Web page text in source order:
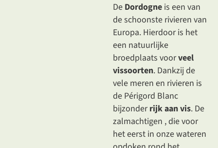
De Dordogne is een van
de schoonste rivieren van
Europa. Hierdoor is het
een natuurlijke
broedplaats voorveel
vissoorten. Dankzij de
vele meren en rivieren is
de Périgord Blanc
bijzonderrijk aan vis. De
zalmachtigen , die voor
het eerst in onze wateren